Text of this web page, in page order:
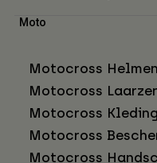
Moto
Motocross Helmen
Motocross
Motocross Kleding
Motocross
Motocross